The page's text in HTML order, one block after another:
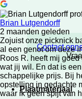
Contact
Plaatmateriaal
Brian Lutgendorff
2 maanden geleden
Zojuist onze picknick
al een genot om deze
Roos R. heeft mij
wat jij wil. En dat is
schappelijke prijs. Bij
opstelling in gedachte
waar ik geen spijt van